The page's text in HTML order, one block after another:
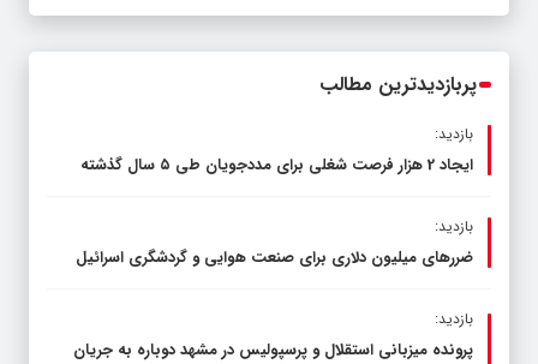
پربازدیدترین مطالب
بازدید:
ایجاد 2 هزار فرصت شغلی برای مددجویان طی ۵ سال گذشته
بازدید:
ضررهای میلیون دلاری برای صنعت هوایی و گردشگری اسرائیل
بازدید:
پرونده میزبانی استقلال و پرسپولیس در مشهد دوباره به جریان